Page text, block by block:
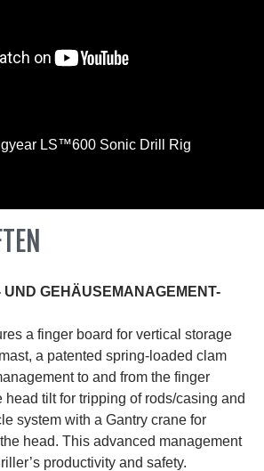
LS™600 Sonic Drill Rig
UND GEHÄUSEMANAGEMENT-
a finger board for vertical storage
a patented spring-loaded clam
to and from the finger
head tilt for tripping of rods/casing and
system with a Gantry crane for
head. This advanced management
productivity and safety.